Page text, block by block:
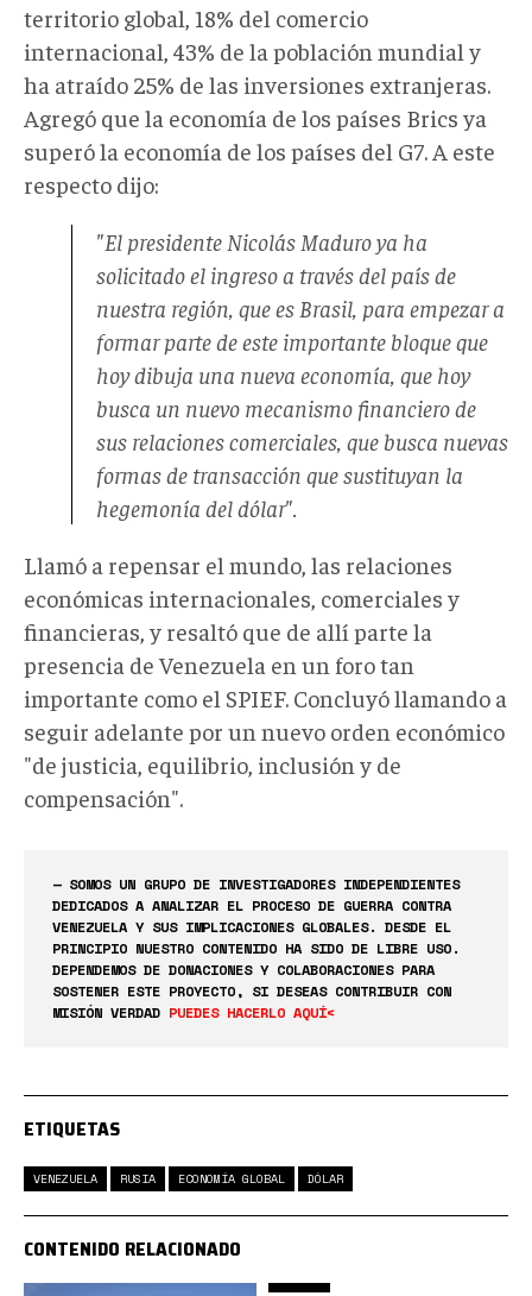
territorio global, 18% del comercio
internacional, 43% de la población mundial y
ha atraído 25% de las inversiones extranjeras.
Agregó que la economía de los países Brics ya
superó la economía de los países del G7. A este
respecto dijo:
"El presidente Nicolás Maduro ya ha
solicitado el ingreso a través del país de
nuestra región, que es Brasil, para empezar a
formar parte de este importante bloque que
hoy dibuja una nueva economía, que hoy
busca un nuevo mecanismo financiero de
sus relaciones comerciales, que busca nuevas
formas de transacción que sustituyan la
hegemonía del dólar".
Llamó a repensar el mundo, las relaciones
económicas internacionales, comerciales y
financieras, y resaltó que de allí parte la
presencia de Venezuela en un foro tan
importante como el SPIEF. Concluyó llamando a
seguir adelante por un nuevo orden económico
"de justicia, equilibrio, inclusión y de
compensación".
— SOMOS UN GRUPO DE INVESTIGADORES INDEPENDIENTES
DEDICADOS A ANALIZAR EL PROCESO DE GUERRA CONTRA
VENEZUELA Y SUS IMPLICACIONES GLOBALES. DESDE EL
PRINCIPIO NUESTRO CONTENIDO HA SIDO DE LIBRE USO.
DEPENDEMOS DE DONACIONES Y COLABORACIONES PARA
SOSTENER ESTE PROYECTO, SI DESEAS CONTRIBUIR CON
MISIÓN VERDAD PUEDES HACERLO AQUÍ<
ETIQUETAS
VENEZUELA RUSIA ECONOMÍA GLOBAL DÓLAR
CONTENIDO RELACIONADO